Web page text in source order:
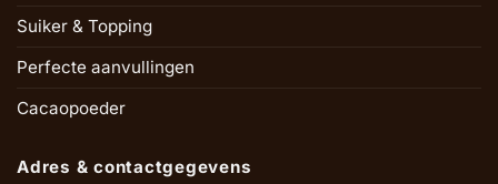
Suiker & Topping
Perfecte aanvullingen
Cacaopoeder
Adres & contactgegevens